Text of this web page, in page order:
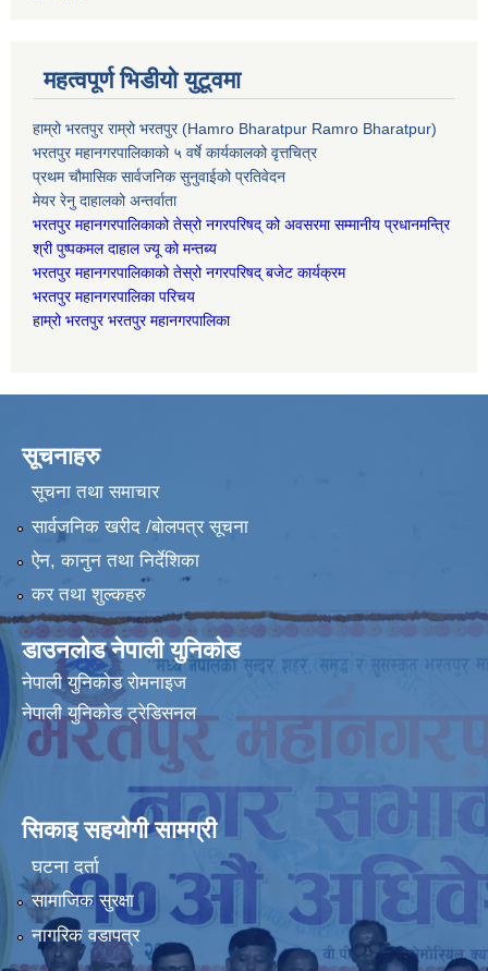
महत्वपूर्ण भिडीयो युटूवमा
हाम्रो भरतपुर राम्रो भरतपुर (Hamro Bharatpur Ramro Bharatpur)
भरतपुर महानगरपालिकाको ५ वर्षे कार्यकालको वृत्तचित्र
प्रथम चौमासिक सार्वजनिक सुनुवाईको प्रतिवेदन
मेयर रेनु दाहालको अन्तर्वाता
भरतपुर महानगरपालिकाको तेस्रो नगरपरिषद् को अवसरमा सम्मानीय प्रधानमन्त्रि
श्री पुष्पकमल दाहाल ज्यू को मन्तब्य
भरतपुर महानगरपालिकाको तेस्रो नगरपरिषद् बजेट कार्यक्रम
भरतपुर महानगरपालिका परिचय
हाम्रो भरतपुर भरतपुर महानगरपालिका
सूचनाहरु
सूचना तथा समाचार
सार्वजनिक खरीद /बोलपत्र सूचना
ऐन, कानुन तथा निर्देशिका
कर तथा शुल्कहरु
डाउनलोड नेपाली युनिकोड
नेपाली युनिकोड रोमनाइज
नेपाली युनिकोड ट्रेडिसनल
सिकाइ सहयोगी सामग्री
घटना दर्ता
सामाजिक सुरक्षा
नागरिक वडापत्र